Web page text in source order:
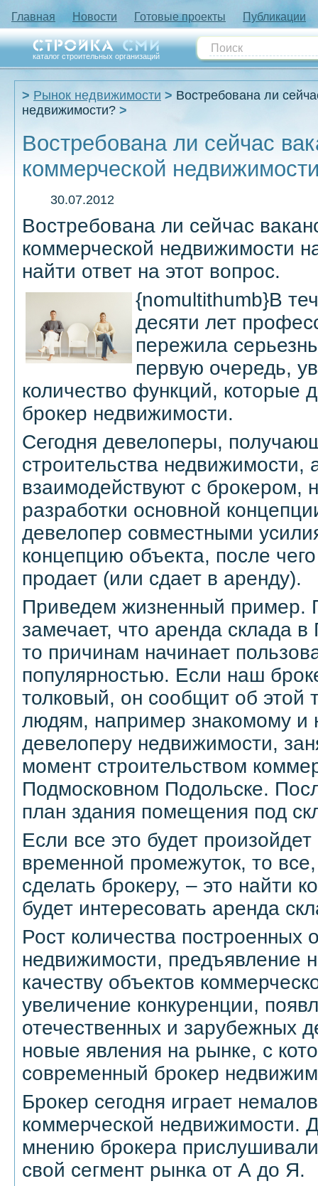
Главная Новости Готовые проекты Публикации
каталог строительных организаций
Рынок недвижимости
Востребована ли
недвижимости?
Востребована ли сейчас
коммерческой
30.07.2012
Востребована ли сейчас
коммерческой недвижимости
найти ответ на этот вопрос.
{nomultithumb}В
десяти лет
пережила
первую очередь,
количество функций, которые
брокер недвижимости.
Сегодня девелоперы,
строительства недвижимости,
взаимодействуют с брокером,
разработки основной
девелопер совместными
концепцию объекта, после
продает (или сдает в аренду).
Приведем жизненный пример.
замечает, что аренда склада
то причинам начинает
популярностью. Если наш
толковый, он сообщит об этой
людям, например знакомому и
девелоперу недвижимости,
момент строительством
Подмосковном Подольске.
план здания помещения под
Если все это будет произойдет
временной промежуток, то все,
сделать брокеру, – это найти
будет интересовать аренда
Рост количества построенных
недвижимости, предъявление
качеству объектов
увеличение конкуренции,
отечественных и зарубежных
новые явления на рынке, с
современный брокер
Брокер сегодня играет
коммерческой недвижимости.
мнению брокера
свой сегмент рынка от А до Я.